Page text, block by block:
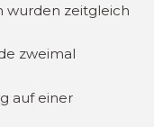
wurden zeitgleich
zweimal
auf einer